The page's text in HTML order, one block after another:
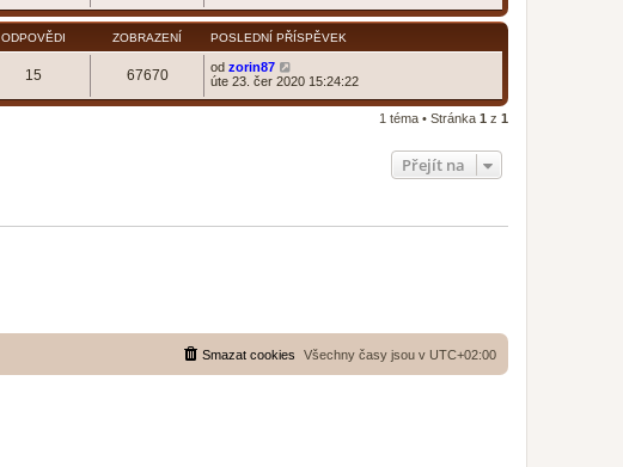
ODPOVĚDI ZOBRAZENÍ POSLEDNÍ PŘÍSPĚVEK
15 67670 od zorin87
úte 23. čer 2020 15:24:22
1 téma • Stránka 1 z 1
Přejít na
Všechny časy jsou v UTC+02:00
Smazat cookies